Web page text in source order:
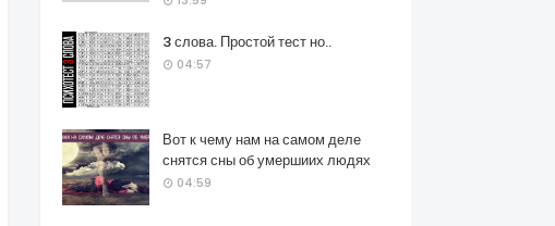
3 слова. Простой тест но..
04:57
Вот к чему нам на самом деле
снятся сны об умершиих людях
04:59